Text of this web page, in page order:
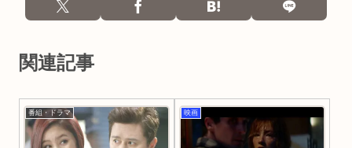
関連記事
番組・ドラマ 映画